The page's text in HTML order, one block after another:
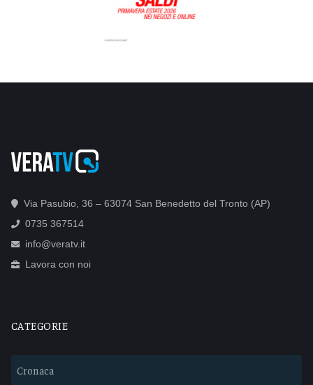
Via Pasubio, 36 – 63074 San Benedetto del Tronto (AP)
0735 367514
info@veratv.it
Lavora con noi
CATEGORIE
Cronaca